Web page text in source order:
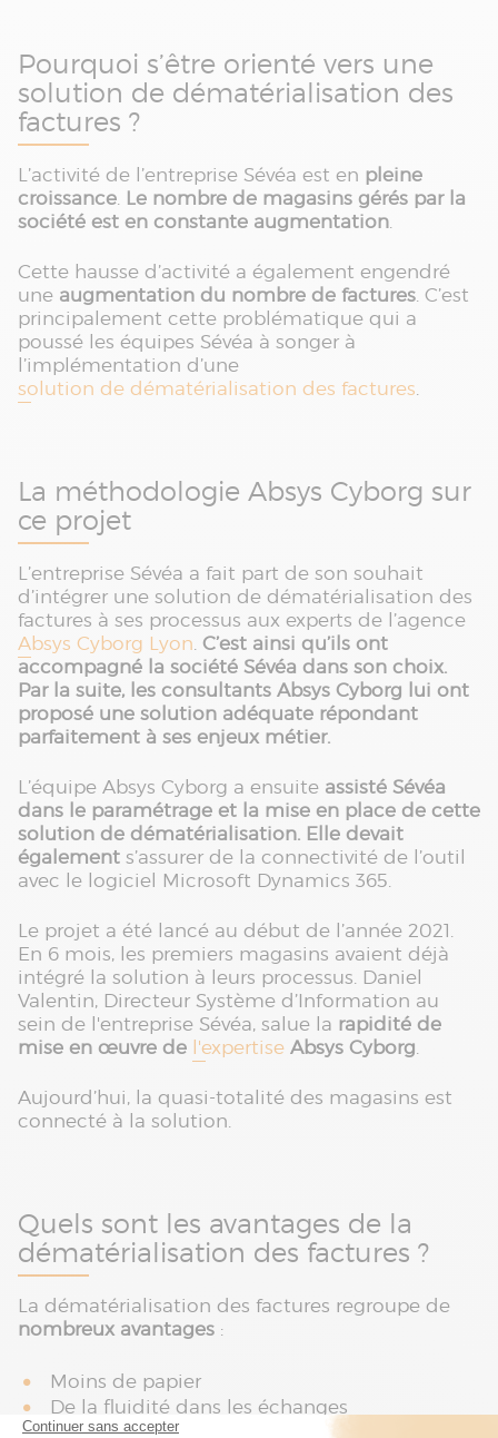
Pourquoi s’être orienté vers une
solution de dématérialisation des
factures ?
L’activité de l’entreprise Sévéa est en pleine
croissance. Le nombre de magasins gérés par la
société est en constante augmentation.
Cette hausse d’activité a également engendré
une augmentation du nombre de factures. C’est
principalement cette problématique qui a
poussé les équipes Sévéa à songer à
l’implémentation d’une
solution de dématérialisation des factures.
La méthodologie Absys Cyborg sur
ce projet
L’entreprise Sévéa a fait part de son souhait
d’intégrer une solution de dématérialisation des
factures à ses processus aux experts de l’agence
Absys Cyborg Lyon. C’est ainsi qu’ils ont
accompagné la société Sévéa dans son choix.
Par la suite, les consultants Absys Cyborg lui ont
proposé une solution adéquate répondant
parfaitement à ses enjeux métier.
L’équipe Absys Cyborg a ensuite assisté Sévéa
dans le paramétrage et la mise en place de cette
solution de dématérialisation. Elle devait
également s’assurer de la connectivité de l’outil
avec le logiciel Microsoft Dynamics 365.
Le projet a été lancé au début de l’année 2021.
En 6 mois, les premiers magasins avaient déjà
intégré la solution à leurs processus. Daniel
Valentin, Directeur Système d’Information au
sein de l'entreprise Sévéa, salue la rapidité de
mise en œuvre de l'expertise Absys Cyborg.
Aujourd’hui, la quasi-totalité des magasins est
connecté à la solution.
Quels sont les avantages de la
dématérialisation des factures ?
La dématérialisation des factures regroupe de
nombreux avantages :
Moins de papier
De la fluidité dans les échanges
Un gain de productivité grâce à la